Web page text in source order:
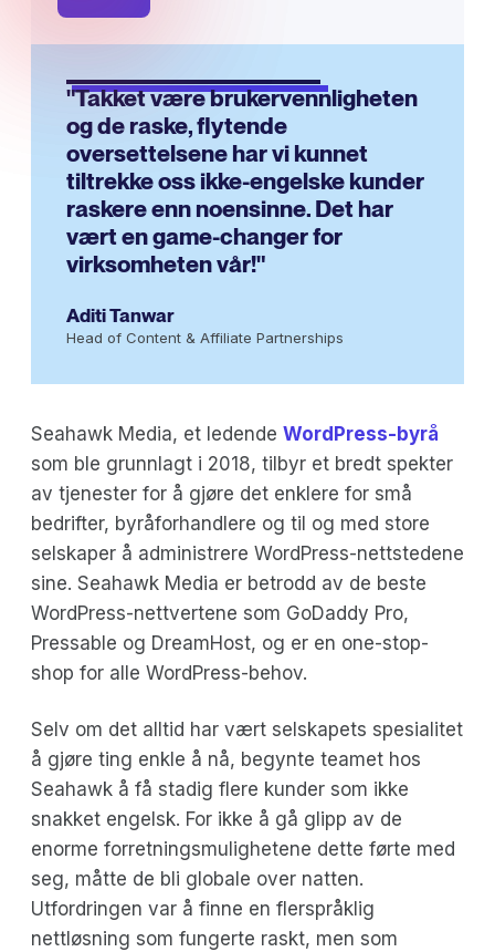
"Takket være brukervennligheten
og de raske, flytende
oversettelsene har vi kunnet
tiltrekke oss ikke-engelske kunder
raskere enn noensinne. Det har
vært en game-changer for
virksomheten vår!"
Aditi Tanwar
Head of Content & Affiliate Partnerships
Seahawk Media, et ledende WordPress-byrå
som ble grunnlagt i 2018, tilbyr et bredt spekter
av tjenester for å gjøre det enklere for små
bedrifter, byråforhandlere og til og med store
selskaper å administrere WordPress-nettstedene
sine. Seahawk Media er betrodd av de beste
WordPress-nettvertene som GoDaddy Pro,
Pressable og DreamHost, og er en one-stop-
shop for alle WordPress-behov.
Selv om det alltid har vært selskapets spesialitet
å gjøre ting enkle å nå, begynte teamet hos
Seahawk å få stadig flere kunder som ikke
snakket engelsk. For ikke å gå glipp av de
enorme forretningsmulighetene dette førte med
seg, måtte de bli globale over natten.
Utfordringen var å finne en flerspråklig
nettløsning som fungerte raskt, men som